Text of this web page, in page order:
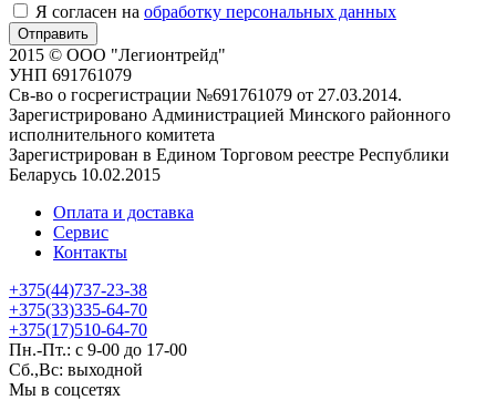
Я согласен на обработку персональных данных
Отправить
2015 © ООО "Легионтрейд"
УНП 691761079
Св-во о госрегистрации №691761079 от 27.03.2014.
Зарегистрировано Администрацией Минского районного
исполнительного комитета
Зарегистрирован в Едином Торговом реестре Республики
Беларусь 10.02.2015
Оплата и доставка
Сервис
Контакты
+375(44)737-23-38
+375(33)335-64-70
+375(17)510-64-70
Пн.-Пт.: с 9-00 до 17-00
Сб.,Вс: выходной
Мы в соцсетях